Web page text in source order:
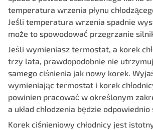
temperatura wrzenia płynu
Jeśli temperatura wrzenia spadnie
może to spowodować przegrzanie
Jeśli wymieniasz termostat, a korek
trzy lata, prawdopodobnie nie
samego ciśnienia jak nowy korek.
wymieniając termostat i korek
powinien pracować w określonym
a układ chłodzenia będzie
Korek ciśnieniowy chłodnicy jest